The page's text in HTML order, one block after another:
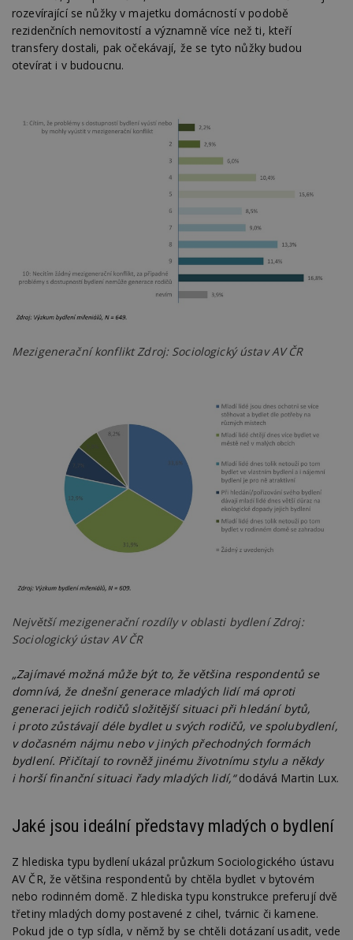
rozevírající se nůžky v majetku domácností v podobě
rezidenčních nemovitostí a významně více než ti, kteří
transfery dostali, pak očekávají, že se tyto nůžky budou
otevírat i v budoucnu.
Mezigenerační konflikt Zdroj: Sociologický ústav AV ČR
Největší mezigenerační rozdíly v oblasti bydlení Zdroj:
Sociologický ústav AV ČR
„Zajímavé možná může být to, že většina respondentů se
domnívá, že dnešní generace mladých lidí má oproti
generaci jejich rodičů složitější situaci při hledání bytů,
i proto zůstávají déle bydlet u svých rodičů, ve spolubydlení,
v dočasném nájmu nebo v jiných přechodných formách
bydlení. Přičítají to rovněž jinému životnímu stylu a někdy
i horší finanční situaci řady mladých lidí,“dodává Martin Lux.
Jaké jsou ideální představy mladých o bydlení
Z hlediska typu bydlení ukázal průzkum Sociologického ústavu
AV ČR, že většina respondentů by chtěla bydlet v bytovém
nebo rodinném domě. Z hlediska typu konstrukce preferují dvě
třetiny mladých domy postavené z cihel, tvárnic či kamene.
Pokud jde o typ sídla, v němž by se chtěli dotázaní usadit, vede